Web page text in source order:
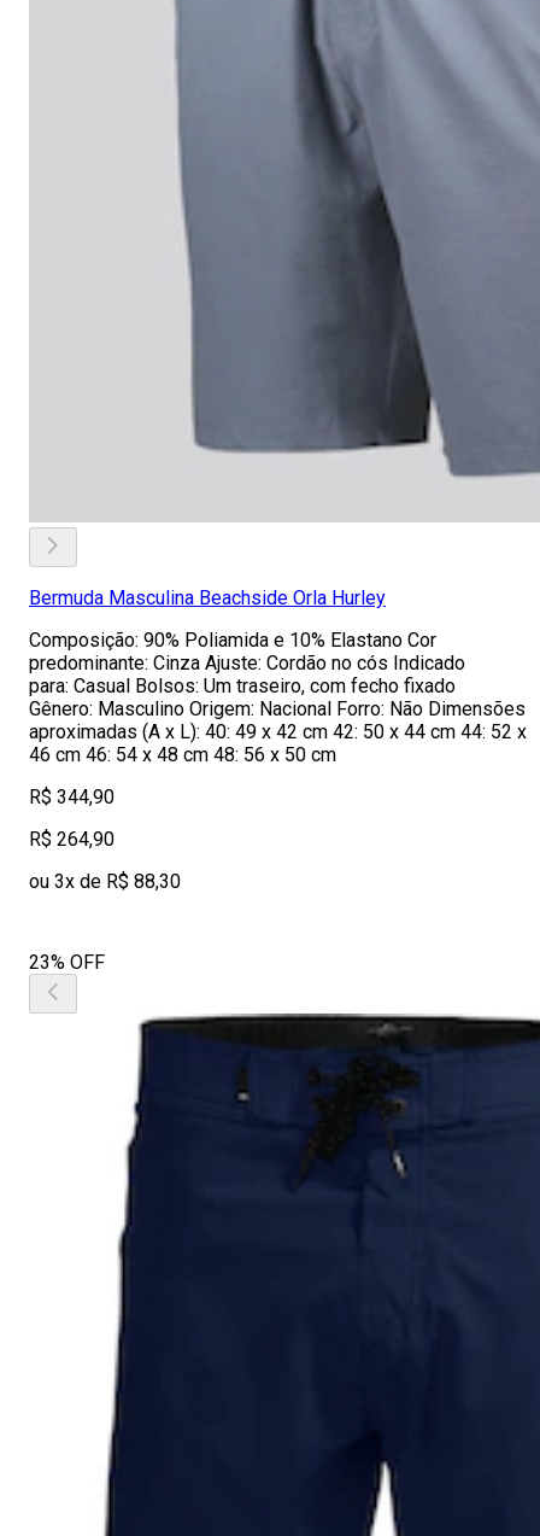
Bermuda Masculina Beachside Orla Hurley
Composição: 90% Poliamida e 10% Elastano Cor
predominante: Cinza Ajuste: Cordão no cós Indicado
para: Casual Bolsos: Um traseiro, com fecho fixado
Gênero: Masculino Origem: Nacional Forro: Não Dimensões
aproximadas (A x L): 40: 49 x 42 cm 42: 50 x 44 cm 44: 52 x
46 cm 46: 54 x 48 cm 48: 56 x 50 cm
R$ 344,90
R$ 264,90
ou 3x de R$ 88,30
23% OFF